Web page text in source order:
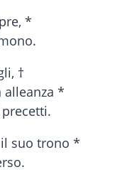
*
†
alleanza *
suo trono *